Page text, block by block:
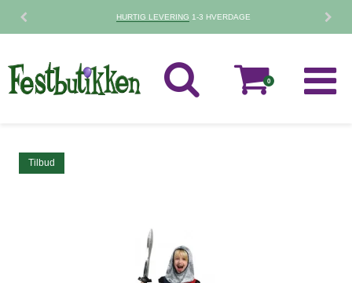
HURTIG LEVERING 1-3 HVERDAGE
0
Tilbud